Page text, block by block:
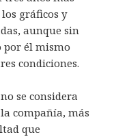
gráficos y
aunque sin
por él mismo
condiciones.
se considera
compañía, más
que